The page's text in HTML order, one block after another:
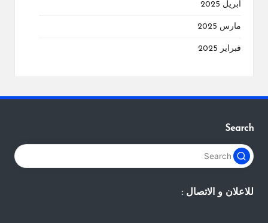
أبريل 2025
مارس 2025
فبراير 2025
Search
للاعلان و الاتصال :